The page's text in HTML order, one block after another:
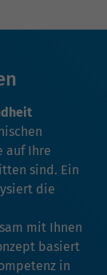
auf Ihre
sind. Ein
die
mit Ihnen
basiert
in